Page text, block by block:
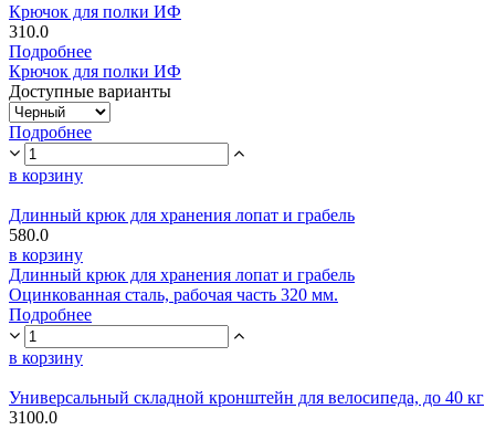
Крючок для полки ИФ
310.0
Подробнее
Крючок для полки ИФ
Доступные варианты
Подробнее
в корзину
Длинный крюк для хранения лопат и грабель
580.0
в корзину
Длинный крюк для хранения лопат и грабель
Оцинкованная сталь, рабочая часть 320 мм.
Подробнее
в корзину
Универсальный складной кронштейн для велосипеда, до 40 кг
3100.0